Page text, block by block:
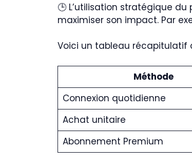
🕒 L’utilisation stratégique
maximiser son impact. Par
Voici un tableau récapitulatif
Méthode
Connexion quotidienne
Achat unitaire
Abonnement Premium